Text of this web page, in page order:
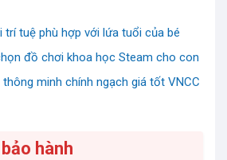
tuệ phù hợp với lứa tuổi của bé
đồ chơi khoa học Steam cho con
minh chính ngạch giá tốt VNCC
hành